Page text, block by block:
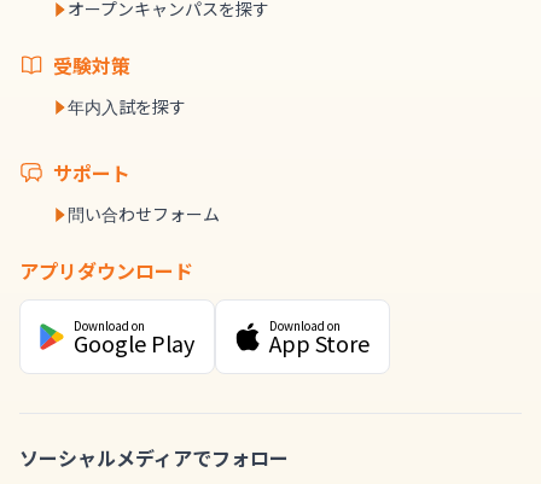
オープンキャンパスを探す
受験対策
年内入試を探す
サポート
問い合わせフォーム
アプリダウンロード
Download on
Google Play
Download on
App Store
ソーシャルメディアでフォロー